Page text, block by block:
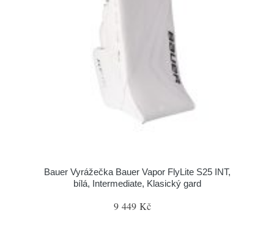
Bauer Vyrážečka Bauer Vapor FlyLite S25 INT,
bílá, Intermediate, Klasický gard
9 449 Kč